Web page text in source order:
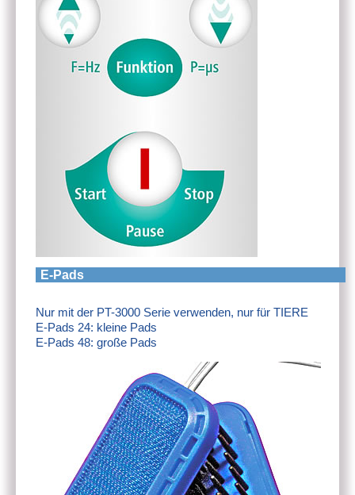
E-Pads
Nur mit der PT-3000 Serie verwenden, nur für TIERE
E-Pads 24: kleine Pads
E-Pads 48: große Pads